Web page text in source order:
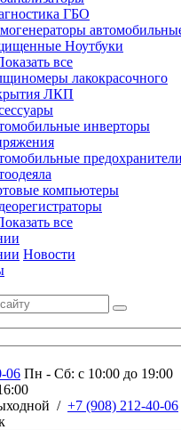
ГБО
Ноутбуки
все
лакокрасочного
ЛКП
инверторы
компьютеры
все
Новости
06 Пн - Сб: c 10:00 до 19:00
/ +7 (908) 212-40-06